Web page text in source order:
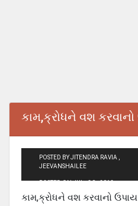
કામ,ક્રોધને વશ
POSTED BY JITENDRA RAVIA ,
JEEVANSHAILEE
POSTED ON JUL - 30 - 2012
કામ,ક્રોધને વશ કરવાનો